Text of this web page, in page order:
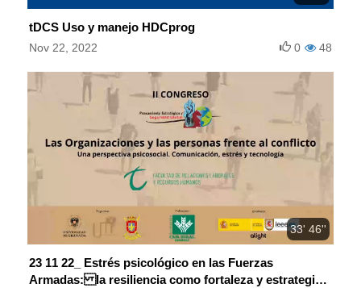
tDCS Uso y manejo HDCprog
Nov 22, 2022 48
0
33' 46''
23 11 22_ Estrés psicológico en las Fuerzas
Armadas: la resiliencia como fortaleza y estrategia